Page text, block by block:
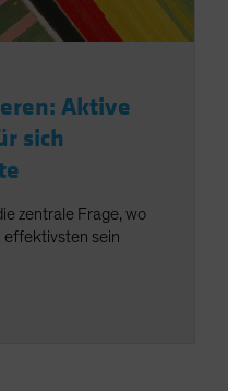
Aktive
sich
zentrale Frage, wo
effektivsten sein